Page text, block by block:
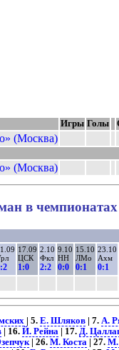
Игры Голы
(Москва)
(Москва)
в чемпионатах
17.09
ЦСК
1:0
2.10
Фкл
2:2
9.10
НН
0:0
15.10
ЛМо
0:1
23.10
Ахм
0:1
| 5. Е. Шляков| 7. А.
| 16. Й. Рейна| 17. Д.
| 26. М. Коста| 27. М.